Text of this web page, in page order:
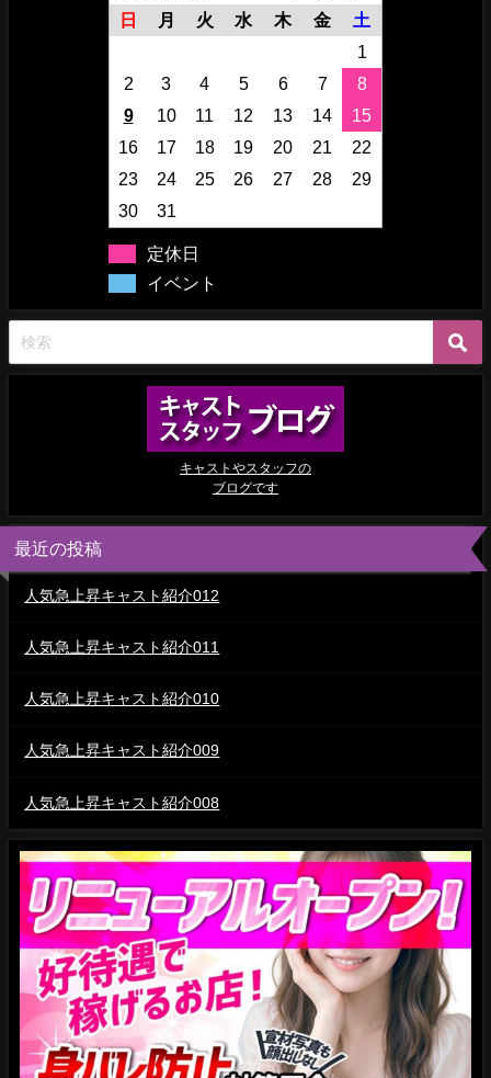
日
月 火 水 木 金
土
1
2
3 4 5 6 7
8
9
10 11 12 13 14
15
16
17 18 19 20 21
22
23
24 25 26 27 28
29
30
31
定休日
イベント
キャストやスタッフの
ブログです
最近の投稿
人気急上昇キャスト紹介012
人気急上昇キャスト紹介011
人気急上昇キャスト紹介010
人気急上昇キャスト紹介009
人気急上昇キャスト紹介008